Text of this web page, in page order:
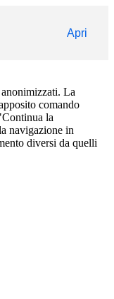
Apri
La
comando
la
navigazione in
diversi da quelli